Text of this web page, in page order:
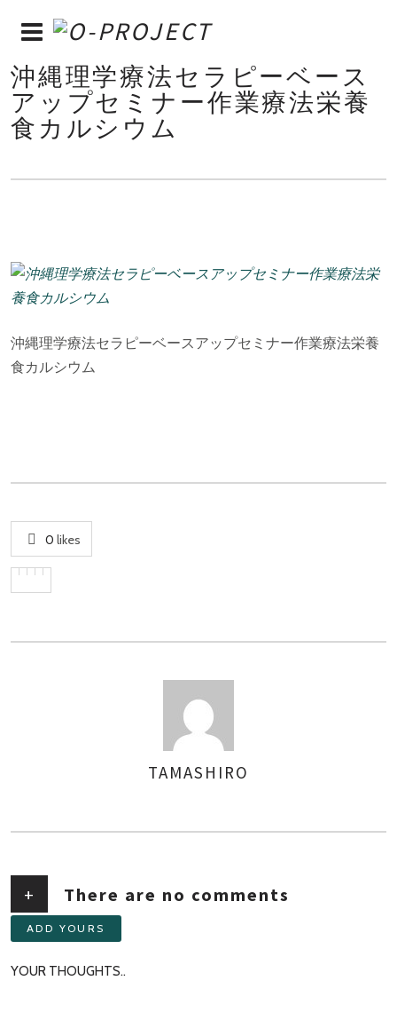
沖縄理学療法セラピーベース
アップセミナー作業療法栄養
食カルシウム
沖縄理学療法セラピーベースアップセミナー作業療法栄養
食カルシウム
0 likes
TAMASHIRO
+ There are no comments
ADD YOURS